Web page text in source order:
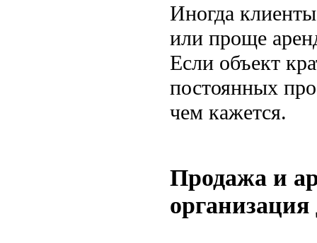
Иногда
или проще
Если объект
постоянных
чем кажется.
Продажа и